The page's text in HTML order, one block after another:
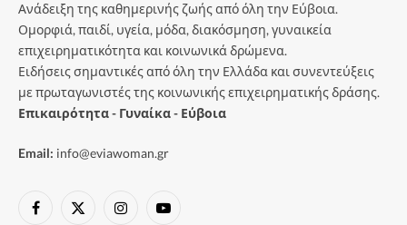
Ανάδειξη της καθημερινής ζωής από όλη την Εύβοια.
Ομορφιά, παιδί, υγεία, μόδα, διακόσμηση, γυναικεία
επιχειρηματικότητα και κοινωνικά δρώμενα.
Ειδήσεις σημαντικές από όλη την Ελλάδα και συνεντεύξεις
με πρωταγωνιστές της κοινωνικής επιχειρηματικής δράσης.
Επικαιρότητα - Γυναίκα - Εύβοια
Email: info@eviawoman.gr
Facebook
X
InstagramYouTube